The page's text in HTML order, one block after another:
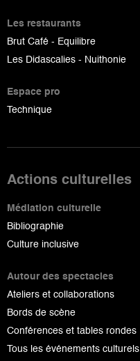
Les restaurants
Brut Café - Equilibre
Les Didascalies - Nuithonie
Espace pro
Technique
Actions culturelles
Médiation culturelle
Bibliographie
Culture inclusive
Autour des spectacles
Ateliers et collaborations
Bords de scène
Conférences et tables rondes
Tous les événements culturels